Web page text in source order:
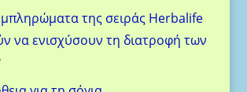
της σειράς Herbalife
να ενισχύσουν τη διατροφή των